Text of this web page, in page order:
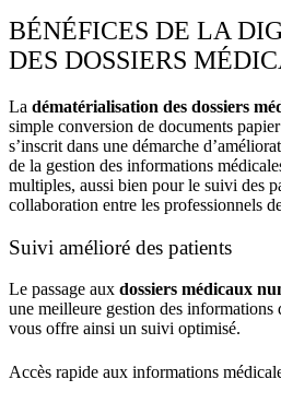
BÉNÉFICES DE LA
DES DOSSIERS
La dématérialisation des dossiers
simple conversion de documents
s’inscrit dans une démarche
de la gestion des informations
multiples, aussi bien pour le suivi des
collaboration entre les professionnels
Suivi amélioré des patients
Le passage aux dossiers médicaux
une meilleure gestion des informations
vous offre ainsi un suivi optimisé.
Accès rapide aux informations